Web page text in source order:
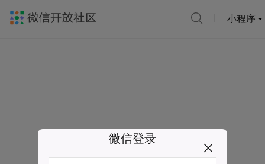
小程序
微信登录